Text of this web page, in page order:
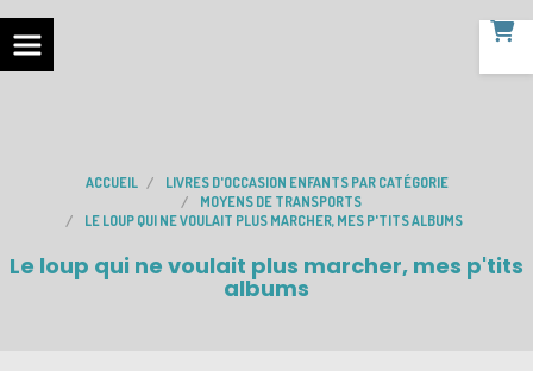
ACCUEIL
LIVRES D'OCCASION ENFANTS PAR CATÉGORIE
MOYENS DE TRANSPORTS
LE LOUP QUI NE VOULAIT PLUS MARCHER, MES P'TITS ALBUMS
Le loup qui ne voulait plus marcher, mes p'tits
albums